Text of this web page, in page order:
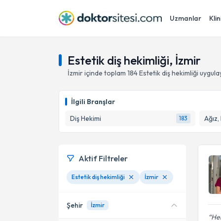
Uzmanlar
Estetik diş hekimliği, İzmir
İzmiriçinde toplam 184Estetik diş hekimliği
İlgili Branşlar
Diş Hekimi
183
Aktif Filtreler
Estetik diş hekimliği İzmir
Şehir İzmir